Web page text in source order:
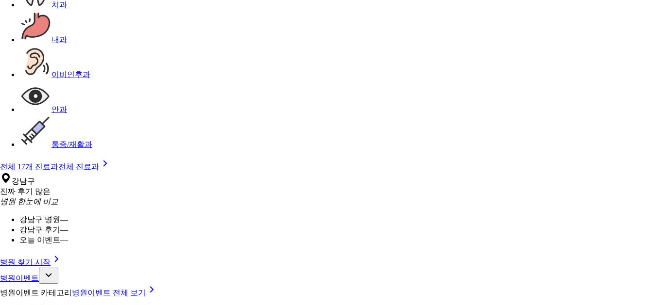
치과
내과
이비인후과
안과
통증/재활과
전체 17개 진료과전체 진료과
강남구
진짜 후기 많은
병원 한눈에 비교
강남구 병원—
강남구 후기 —
오늘 이벤트—
병원 찾기 시작
병원이벤트
병원이벤트 카테고리 병원이벤트 전체 보기